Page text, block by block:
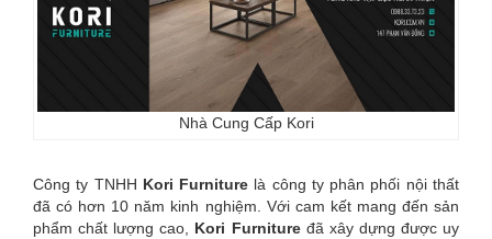
Nhà Cung Cấp Kori
Công ty TNHH Kori Furniture là công ty phân phối nội thất
đã có hơn 10 năm kinh nghiệm. Với cam kết mang đến sản
phẩm chất lượng cao, Kori Furniture đã xây dựng được uy